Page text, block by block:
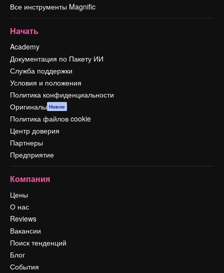
Все инструменты Magnific
Начать
Academy
Документация по Пакету ИИ
Служба поддержки
Условия и положения
Политика конфиденциальности
Оригиналы Новое
Политика файлов cookie
Центр доверия
Партнеры
Предприятие
Компания
Цены
О нас
Reviews
Вакансии
Поиск тенденций
Блог
События